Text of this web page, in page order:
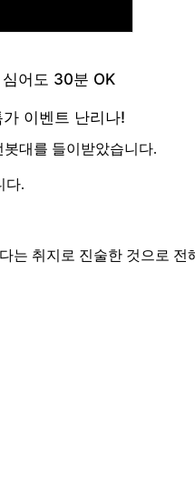
대를 들이받았습니다.
다.
는 취지로 진술한 것으로 전